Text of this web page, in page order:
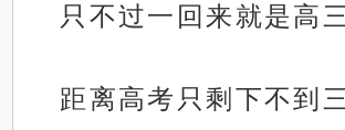
只不过一回来就是高
距离高考只剩下不到